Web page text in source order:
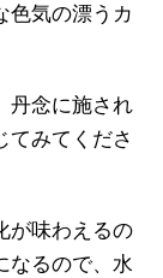
色気の漂うカ
丹念に施され
てみてくださ
が味わえるの
なるので、水